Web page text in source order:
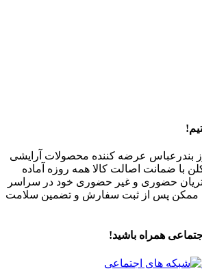
بندرعباس عرضه کننده محصولات آرایشی
با ضمانت اصالت کالا همه روزه آماده
حضوری و غیر حضوری خود در سراسر
ممکن پس از ثبت سفارش و تضمین سلامت
همراه باشید!